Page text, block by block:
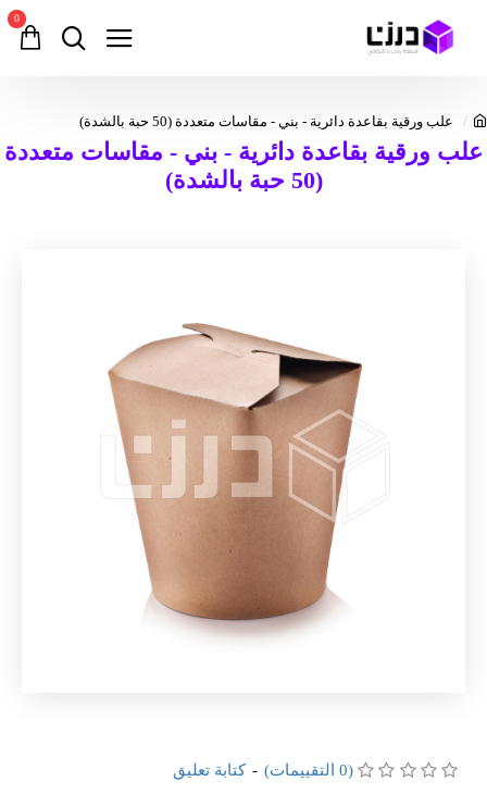
0
علب ورقية بقاعدة دائرية - بني - مقاسات متعددة (50 حبة بالشدة)
علب ورقية بقاعدة دائرية - بني - مقاسات متعددة
(50 حبة بالشدة)
(0 التقييمات) - كتابة تعليق